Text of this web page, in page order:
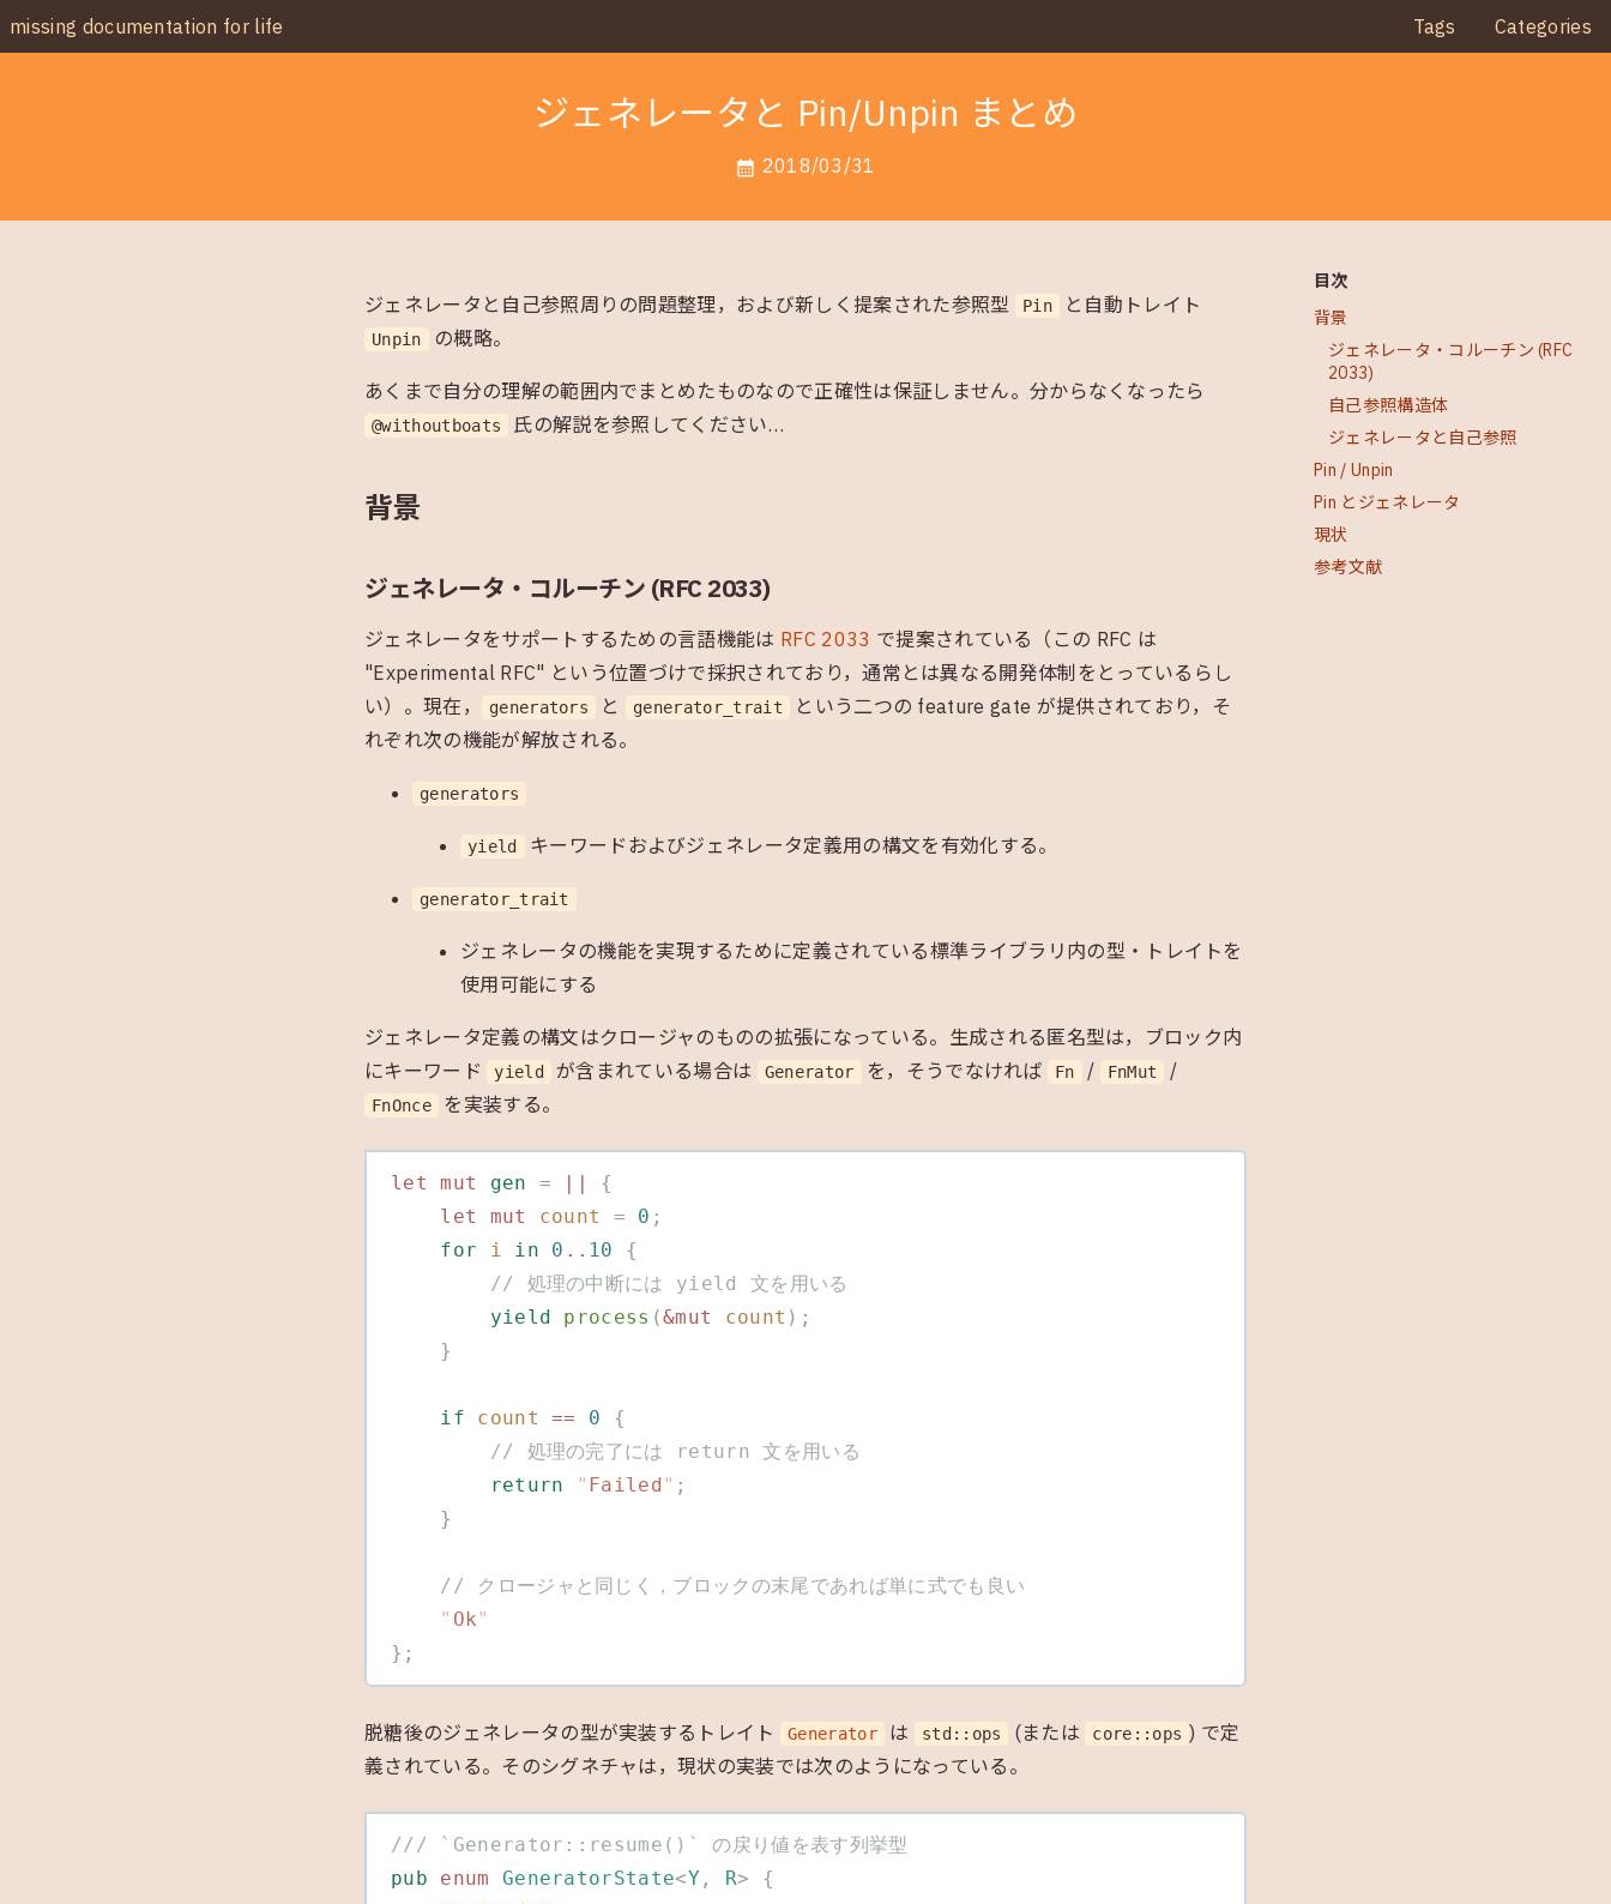
missing documentation for life Tags Categories
ジェネレータと Pin/Unpin まとめ
calendar_month 2018/03/31
ジェネレータと自己参照周りの問題整理，および新しく提案された参照型 Pin と自動トレイト
Unpin の概略。
あくまで自分の理解の範囲内でまとめたものなので正確性は保証しません。分からなくなったら
@withoutboats 氏の解説を参照してください…
背景
ジェネレータ・コルーチン (RFC 2033)
ジェネレータをサポートするための言語機能は RFC 2033 で提案されている（この RFC は
"Experimental RFC" という位置づけで採択されており，通常とは異なる開発体制をとっているらし
い）。現在，
generators と generator_trait
という二つの feature gate が提供されており，そ
れぞれ次の機能が解放される。
generators
yield キーワードおよびジェネレータ定義用の構文を有効化する。
generator_trait
ジェネレータの機能を実現するために定義されている標準ライブラリ内の型・トレイトを
使用可能にする
ジェネレータ定義の構文はクロージャのものの拡張になっている。生成される匿名型は，ブロック内
にキーワード
yield が含まれている場合は Generator を，そうでなければ Fn / FnMut /
FnOnce を実装する。
let mut gen = ||
{
    let
mut count = 0 ;
    for
i in 0 .. 10 {
        // 処理の中断には yield 文を用いる
        yield
process (&mut count );
    }
    if
count == 0 {
        // 処理の完了には return 文を用いる
        return
" Failed" ;
    }
    // クロージャと同じく，ブロックの末尾であれば単に式でも良い
    "
Ok"
};
脱糖後のジェネレータの型が実装するトレイト Generator は std::ops (または core::ops ) で定
義されている。そのシグネチャは，現状の実装では次のようになっている。
/// `Generator::resume()` の戻り値を表す列挙型
pub enum GeneratorState<Y , R> {
目次
背景
ジェネレータ・コルーチン (RFC
2033)
自己参照構造体
ジェネレータと自己参照
Pin / Unpin
Pin とジェネレータ
現状
参考文献